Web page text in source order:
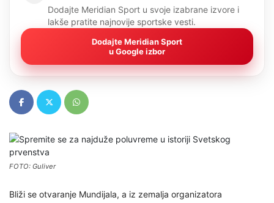
Dodajte Meridian Sport u svoje izabrane izvore i
lakše pratite najnovije sportske vesti.
Dodajte Meridian Sport
u Google izbor
FOTO: Guliver
Bliži se otvaranje Mundijala, a iz zemalja organizatora